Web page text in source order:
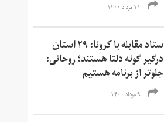
۱۱ مرداد ۱۴۰۰
ستاد مقابله با کرونا: ۲۹ استان
درگیر گونه دلتا هستند؛ روحانی:
جلوتر از برنامه هستیم
۹ مرداد ۱۴۰۰